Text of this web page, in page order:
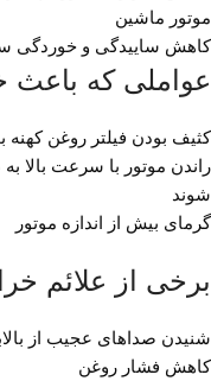
موتور ماشین
کاهش ساییدگی و خوردگی
عواملی که
کثیف بودن فیلتر روغن کهنه
راندن موتور با سرعت بالا
شوند
گرمای بیش از اندازه موتور
برخی از علائم
شنیدن صداهای عجیب از
کاهش فشار روغن